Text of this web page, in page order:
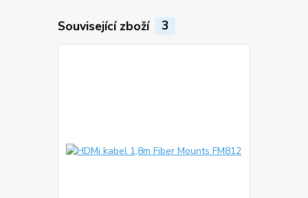
Související zboží 3